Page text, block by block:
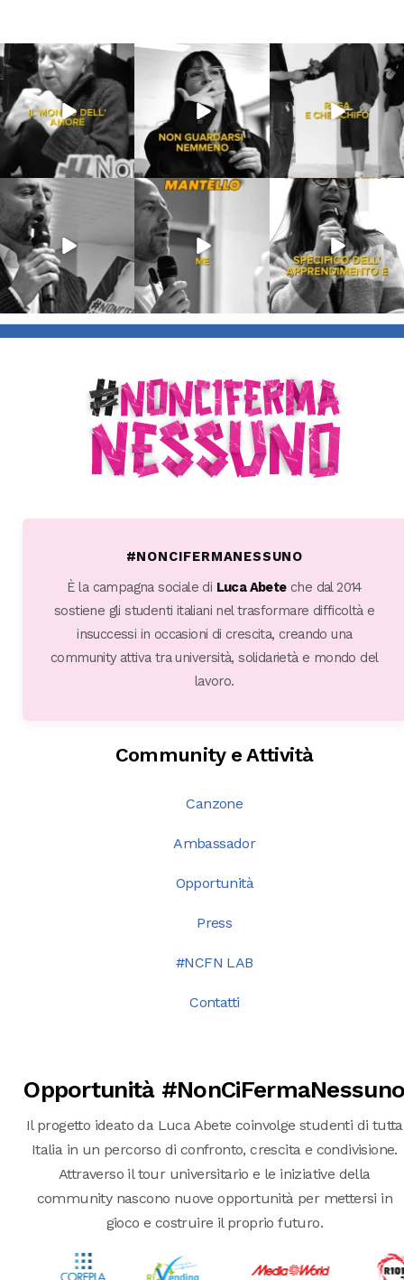
Lug 31
213 4
Lug 16
53 1
Lug 13
199 10
Lug 9
54
Giu 21 Giu 18
871
#NONCIFERMANESSUNO
È la campagna sociale di Luca Abeteche dal 2014
sostiene gli studenti italiani nel trasformare difficoltà e
insuccessi in occasioni di crescita, creando una
community attiva tra università, solidarietà e mondo del
lavoro.
Community e Attività
Canzone
Ambassador
Opportunità
Press
#NCFN LAB
Contatti
Opportunità
Il progetto ideato da Luca Abete coinvolge studenti di tutta
Italia in un percorso di confronto, crescita e condivisione.
Attraverso il tour universitario e le iniziative della
community nascono nuove opportunità per mettersi in
gioco e costruire il proprio futuro.